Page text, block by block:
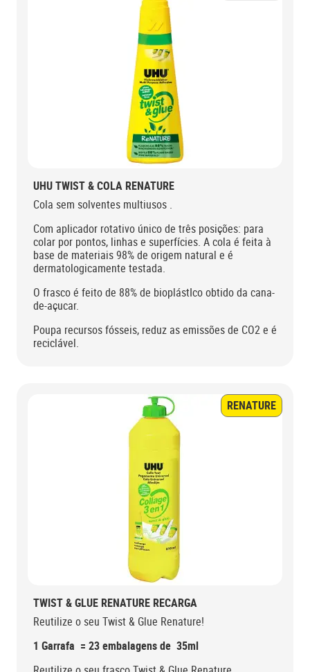
UHU TWIST & COLA RENATURE
Cola sem solventes multiusos .
Com aplicador rotativo único de três posições: para
colar por pontos, linhas e superfícies. A cola é feita à
base de materiais 98% de origem natural e é
dermatologicamente testada.
O frasco é feito de 88% de bioplástIco obtido da cana-
de-açucar.
Poupa recursos fósseis, reduz as emissões de CO2 e é
reciclável.
RENATURE
TWIST & GLUE RENATURE RECARGA
Reutilize o seu Twist & Glue Renature!
1 Garrafa = 23 embalagens de 35ml